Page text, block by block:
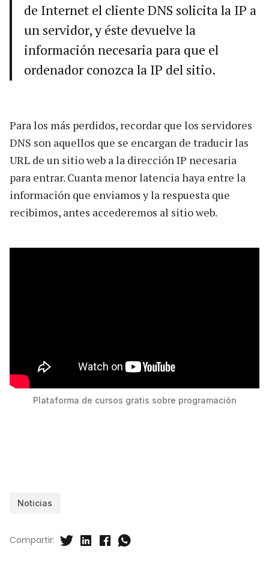
de Internet el cliente DNS solicita la IP a
un servidor, y éste devuelve la
información necesaria para que el
ordenador conozca la IP del sitio.
Para los más perdidos, recordar que los servidores
DNS son aquellos que se encargan de traducir las
URL de un sitio web a la dirección IP necesaria
para entrar. Cuanta menor latencia haya entre la
información que enviamos y la respuesta que
recibimos, antes accederemos al sitio web.
Plataforma de cursos gratis sobre programación
Noticias
Compartir: